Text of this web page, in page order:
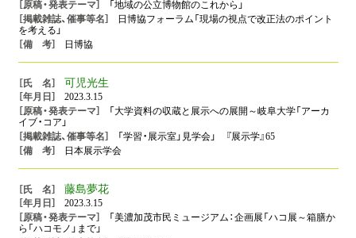
「地域の公立博物館のこれから」
日博協フォーラム「現場の視点で改正法のポイント
を考える」
日博協
可児光生
2023.3.15
「大学資料の収蔵と展示への展開～岐阜大学「アーカ
イブ・コア」
「学習・展示室」見学会」 『展示学』65
日本展示学会
藤島夢花
2023.3.15
「美濃加茂市民ミュージアム：企画展「ハコ展～箱膳か
ら「ハコモノ」まで」